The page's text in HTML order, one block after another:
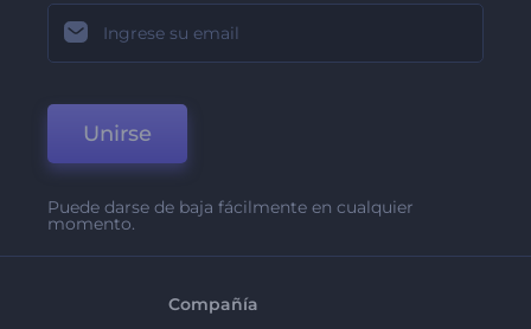
Unirse
Puede darse de baja fácilmente en cualquier
momento.
Compañía